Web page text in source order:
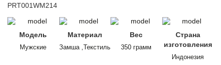
PRT001WM214
Модель
Мужские
Материал
Замша ,Текстиль
Вес
350 грамм
Страна
изготовления
Индонезия